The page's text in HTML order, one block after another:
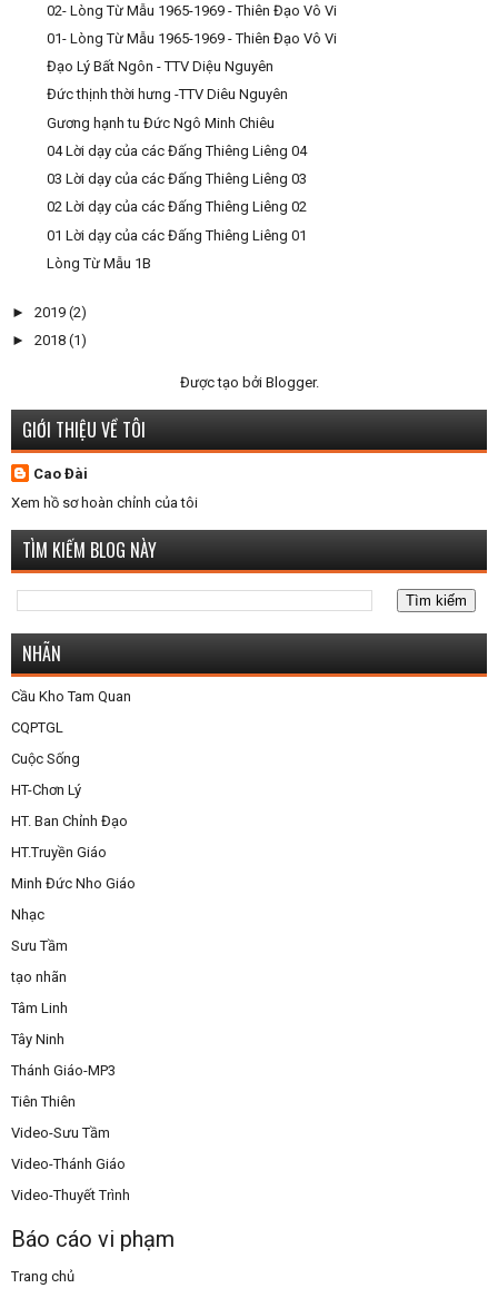
02- Lòng Từ Mẫu 1965-1969 - Thiên Đạo Vô Vi
01- Lòng Từ Mẫu 1965-1969 - Thiên Đạo Vô Vi
Đạo Lý Bất Ngôn - TTV Diệu Nguyên
Đức thịnh thời hưng -TTV Diêu Nguyên
Gương hạnh tu Đức Ngô Minh Chiêu
04 Lời dạy của các Đấng Thiêng Liêng 04
03 Lời dạy của các Đấng Thiêng Liêng 03
02 Lời dạy của các Đấng Thiêng Liêng 02
01 Lời dạy của các Đấng Thiêng Liêng 01
Lòng Từ Mẫu 1B
► 2019 (2)
► 2018 (1)
Được tạo bởi Blogger.
GIỚI THIỆU VỀ TÔI
Cao Đài
Xem hồ sơ hoàn chỉnh của tôi
TÌM KIẾM BLOG NÀY
NHÃN
Cầu Kho Tam Quan
CQPTGL
Cuộc Sống
HT-Chơn Lý
HT. Ban Chỉnh Đạo
HT.Truyền Giáo
Minh Đức Nho Giáo
Nhạc
Sưu Tầm
tạo nhãn
Tâm Linh
Tây Ninh
Thánh Giáo-MP3
Tiên Thiên
Video-Sưu Tầm
Video-Thánh Giáo
Video-Thuyết Trình
Báo cáo vi phạm
Trang chủ